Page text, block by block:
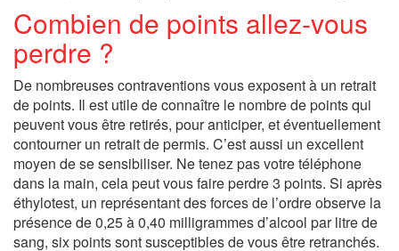
Combien de points allez-vous
perdre ?
De nombreuses contraventions vous exposent à un retrait
de points. Il est utile de connaître le nombre de points qui
peuvent vous être retirés, pour anticiper, et éventuellement
contourner un retrait de permis. C’est aussi un excellent
moyen de se sensibiliser. Ne tenez pas votre téléphone
dans la main, cela peut vous faire perdre 3 points. Si après
éthylotest, un représentant des forces de l’ordre observe la
présence de 0,25 à 0,40 milligrammes d’alcool par litre de
sang, six points sont susceptibles de vous être retranchés.